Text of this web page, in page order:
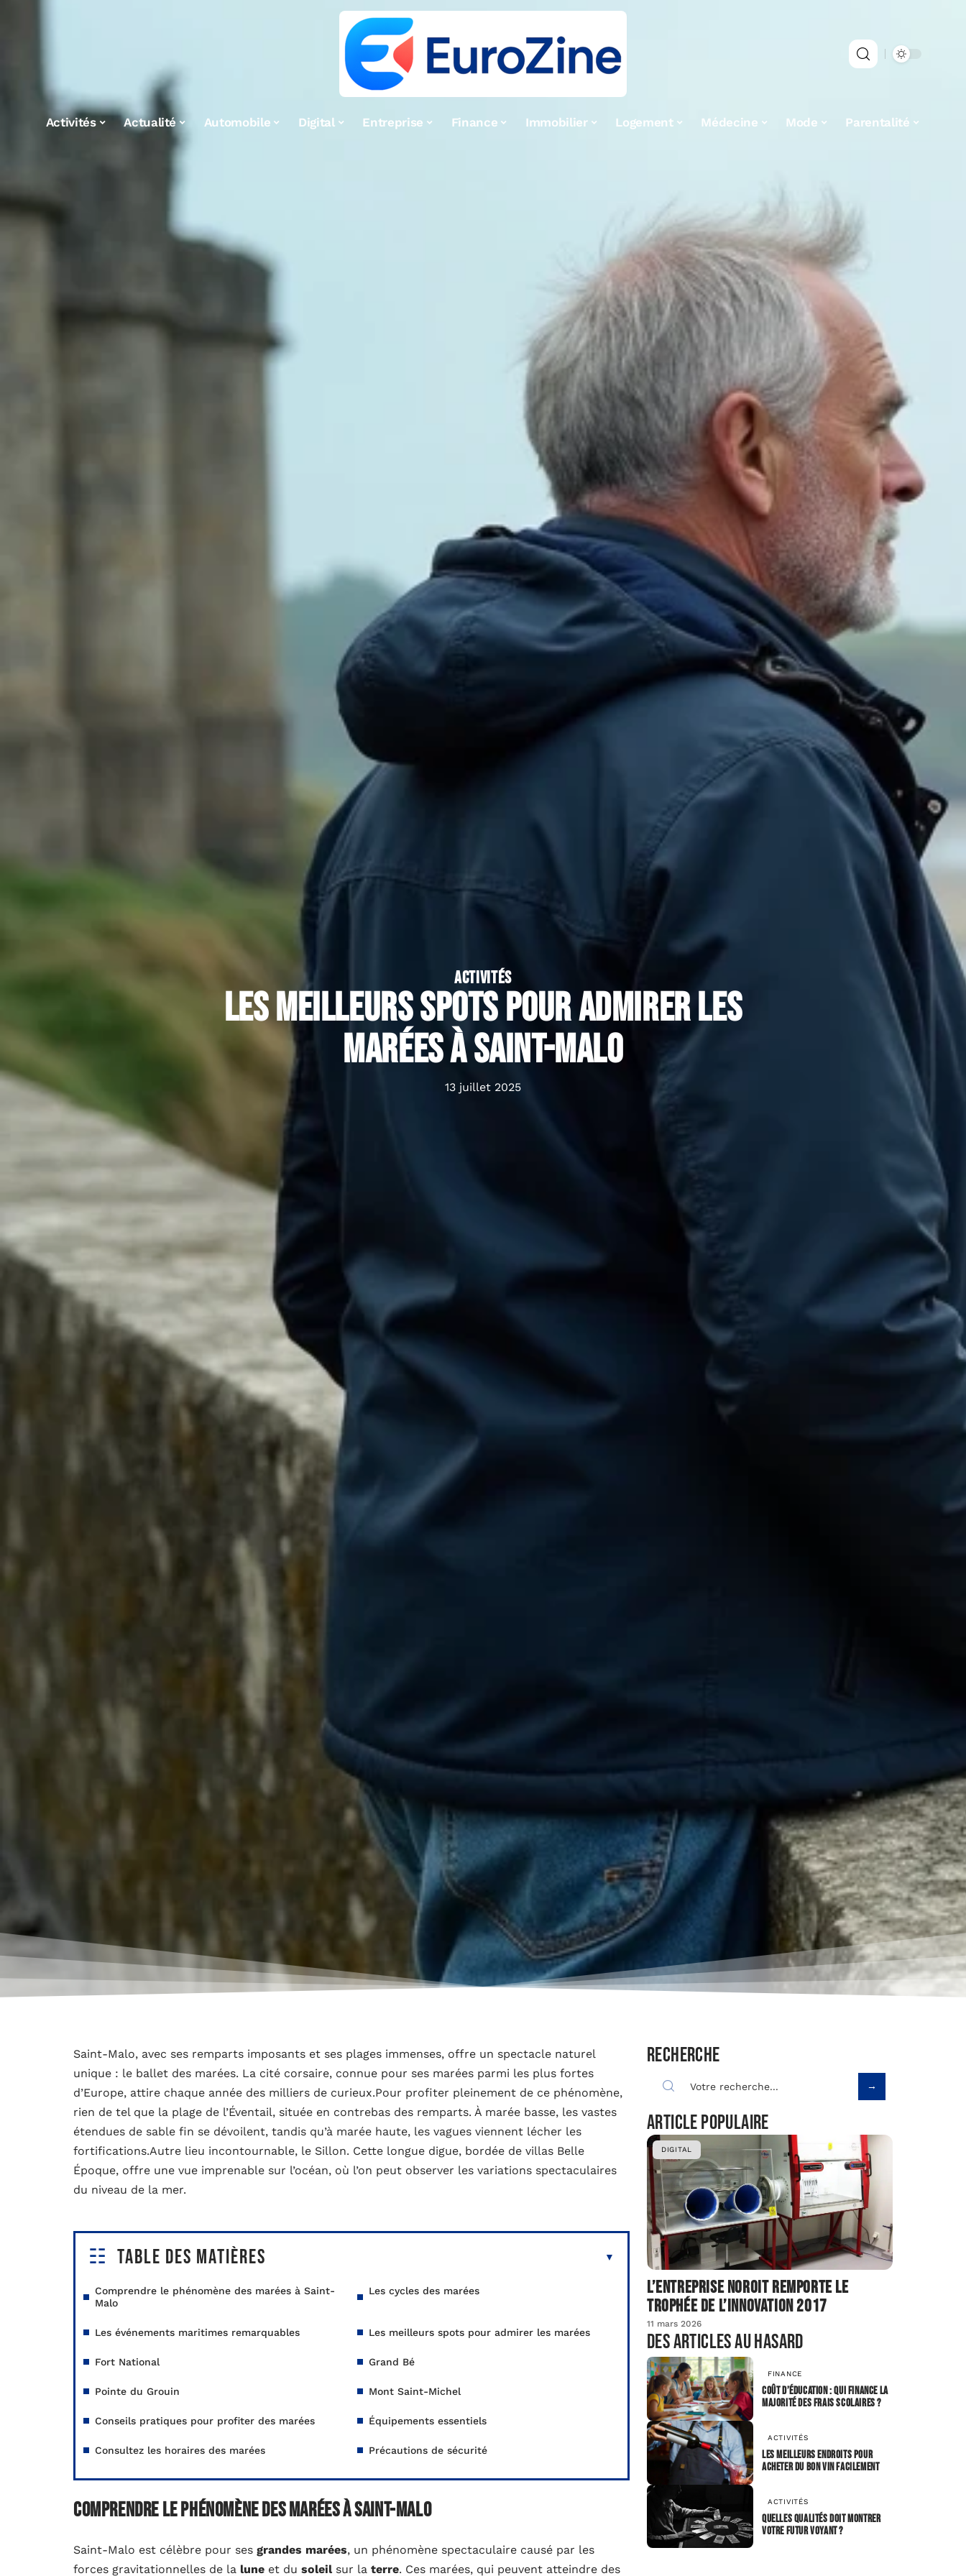
Activités Actualité Automobile Digital Entreprise Finance Immobilier Logement Médecine Mode Parentalité
ACTIVITÉS
Les meilleurs spots pour admirer les
marées à Saint-Malo
13 juillet 2025
Saint-Malo, avec ses remparts imposants et ses plages immenses, offre un spectacle naturel
unique : le ballet des marées. La cité corsaire, connue pour ses marées parmi les plus fortes
d’Europe, attire chaque année des milliers de curieux.Pour profiter pleinement de ce phénomène,
rien de tel que la plage de l’Éventail, située en contrebas des remparts. À marée basse, les vastes
étendues de sable fin se dévoilent, tandis qu’à marée haute, les vagues viennent lécher les
fortifications.Autre lieu incontournable, le Sillon. Cette longue digue, bordée de villas Belle
Époque, offre une vue imprenable sur l’océan, où l’on peut observer les variations spectaculaires
du niveau de la mer.
Table des matières
Comprendre le phénomène des marées à Saint-
Malo
Les cycles des marées
Les événements maritimes remarquables Les meilleurs spots pour admirer les marées
Fort National Grand Bé
Pointe du Grouin Mont Saint-Michel
Conseils pratiques pour profiter des marées Équipements essentiels
Consultez les horaires des marées Précautions de sécurité
Comprendre le phénomène des marées à Saint-Malo
Saint-Malo est célèbre pour ses grandes marées, un phénomène spectaculaire causé par les
forces gravitationnelles de la lune et du soleilsur la terre. Ces marées, qui peuvent atteindre des
Recherche
Article populaire
DIGITAL
L’entreprise Noroit remporte le
Trophée de l’Innovation 2017
11 mars 2026
Des articles au hasard
FINANCE
Coût d’éducation : qui finance la
majorité des frais scolaires ?
ACTIVITÉS
Les meilleurs endroits pour
acheter du bon vin facilement
ACTIVITÉS
Quelles qualités doit montrer
votre futur voyant ?